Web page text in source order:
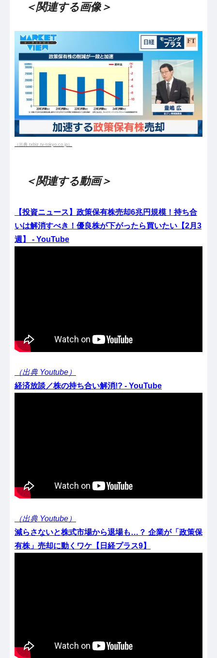
＜関連する画像＞
（出典 txbiz.tv-tokyo.co.jp）
＜関連する動画＞
【投資ニュース】政策保有株売却6兆円規模！持ち合
いは解消すべき！優良株が下がったら買いたい【2月3
週】 - YouTube
（出典 Youtube）
経済放談／株の持ち合い解消!? - YouTube
（出典 Youtube）
減らさないと株式市場から退場も…？ 企業が「政策保
有株」売却に動くワケ【日経プラス9】